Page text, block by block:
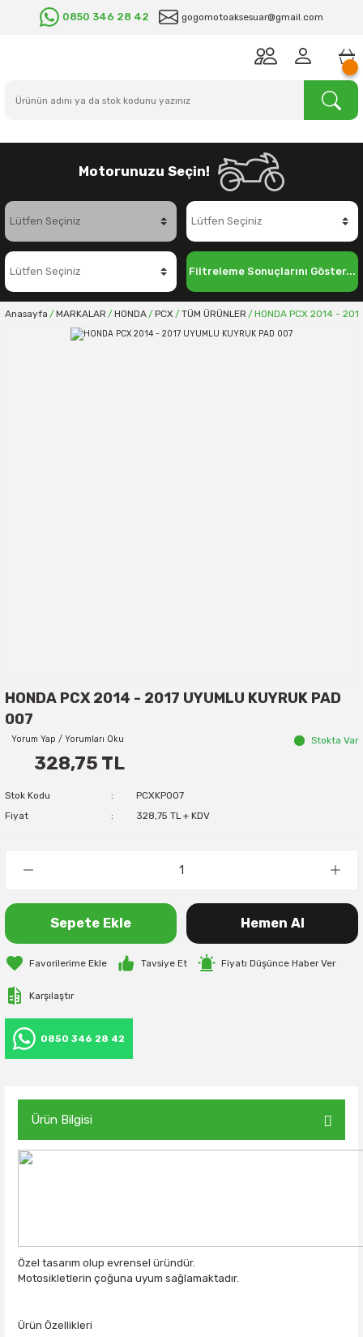
0850 346 28 42 gogomotoaksesuar@gmail.com
Motorunuzu Seçin!
Filtreleme Sonuçlarını Göster...
Anasayfa MARKALAR HONDA PCX TÜM ÜRÜNLER HONDA PCX 2014 -
HONDA PCX 2014 - 2017 UYUMLU KUYRUK PAD
007
Yorum Yap / Yorumları Oku Stokta Var
328,75 TL
Stok Kodu
PCXKP007
Fiyat
328,75 TL + KDV
Sepete Ekle Hemen Al
Tavsiye Et Fiyatı Düşünce Haber Ver
Karşılaştır
0850 346 28 42
Ürün Bilgisi
Özel tasarım olup evrensel üründür.
Motosikletlerin çoğuna uyum sağlamaktadır.
Ürün Özellikleri